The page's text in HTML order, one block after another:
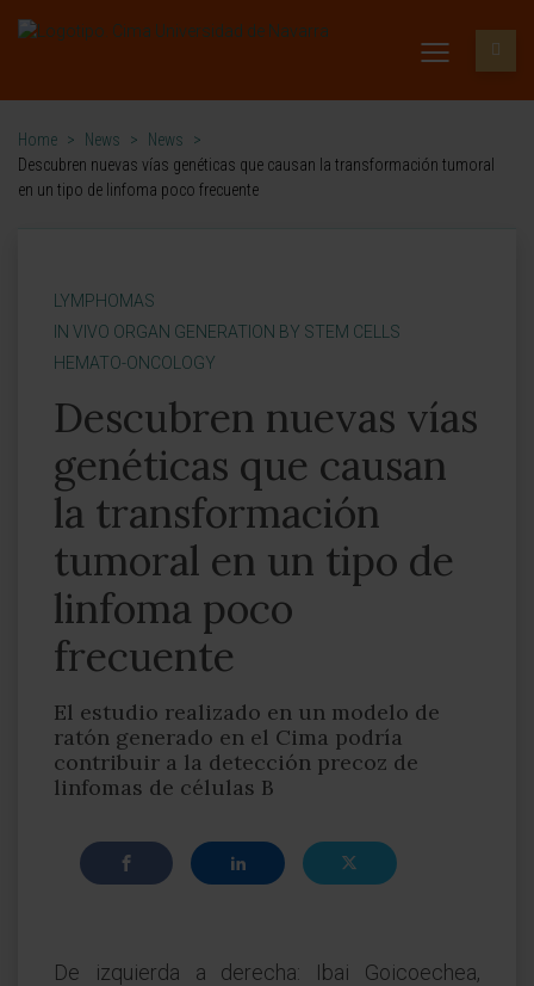
Home > News > News
>
Descubren nuevas vías genéticas que causan la transformación tumoral
en un tipo de linfoma poco frecuente
LYMPHOMAS
IN VIVO ORGAN GENERATION BY STEM CELLS
HEMATO-ONCOLOGY
Descubren nuevas vías
genéticas que causan
la transformación
tumoral en un tipo de
linfoma poco
frecuente
El estudio realizado en un modelo de
ratón generado en el Cima podría
contribuir a la detección precoz de
linfomas de células B
De izquierda a derecha: Ibai Goicoechea,